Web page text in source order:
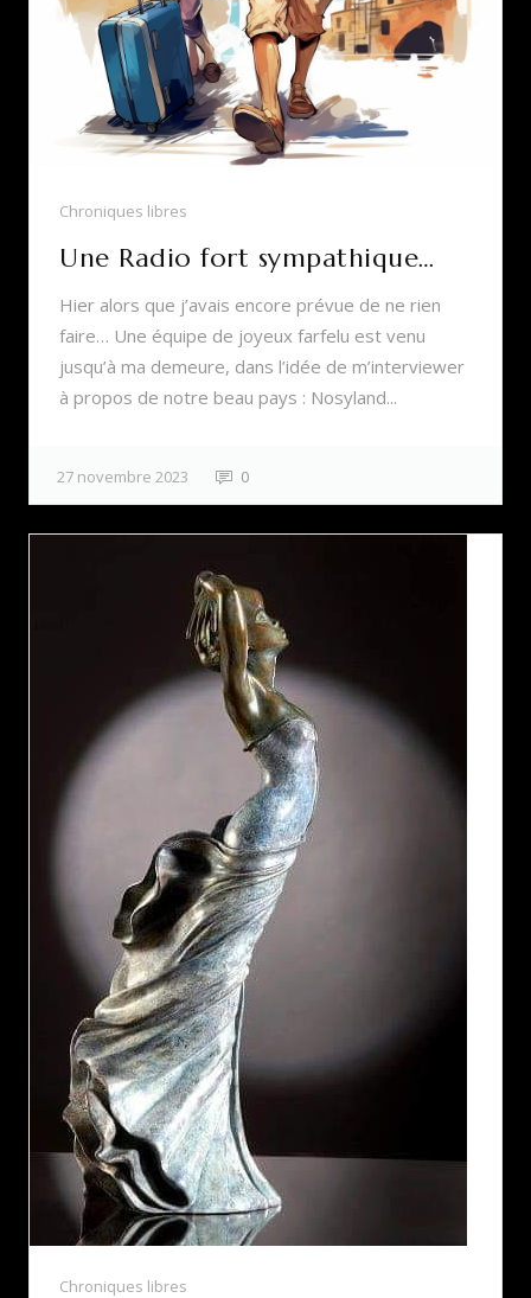
Chroniques libres
Une Radio fort sympathique…
Hier alors que j’avais encore prévue de ne rien
faire… Une équipe de joyeux farfelu est venu
jusqu’à ma demeure, dans l’idée de m’interviewer
à propos de notre beau pays : Nosyland...
27 novembre 2023 0
Chroniques libres